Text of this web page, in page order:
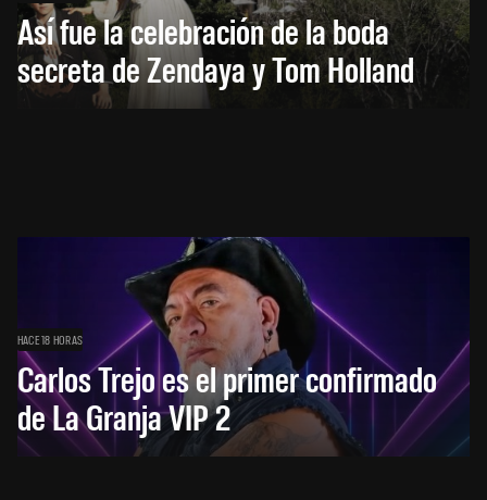
Así fue la celebración de la boda
secreta de Zendaya y Tom Holland
HACE 18 HORAS
Carlos Trejo es el primer confirmado
de La Granja VIP 2